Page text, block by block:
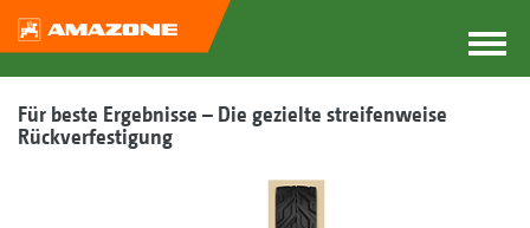
Für beste Ergebnisse – Die gezielte streifenweise
Rückverfestigung